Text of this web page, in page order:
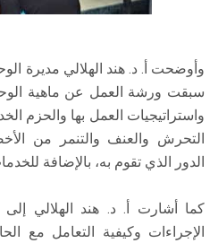
وأوضحت أ. د. هند الهلالي مديرة
سبقت ورشة العمل عن ماهية
واستراتيجيات العمل بها والحزم
التحرش والعنف والتنمر من
الدور الذي تقوم به، بالإضافة
كما أشارت أ. د. هند الهلالي
الإجراءات وكيفية التعامل مع